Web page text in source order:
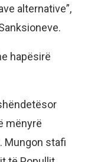
alternative”,
hapësirë
mënyrë
Mungon stafi